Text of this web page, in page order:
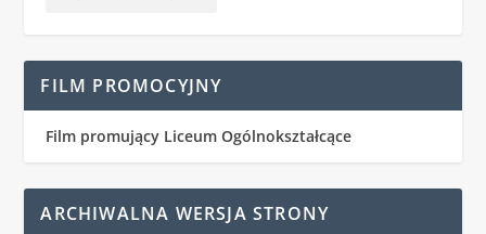
FILM PROMOCYJNY
Film promujący Liceum Ogólnokształcące
ARCHIWALNA WERSJA STRONY